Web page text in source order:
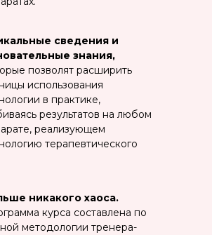
сведения и
знания,
позволят расширить
использования
в практике,
результатов на любом
реализующем
терапевтического
никакого хаоса.
курса составлена по
методологии тренера-